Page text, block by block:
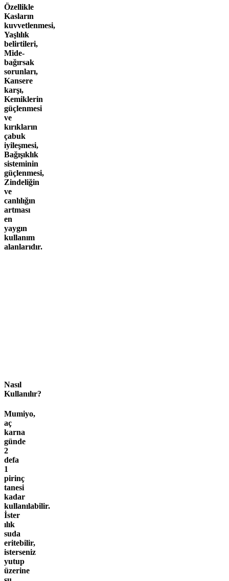
Özellikle
Kasların
kuvvetlenmesi,
Yaşlılık
belirtileri,
Mide-
bağırsak
sorunları,
Kansere
karşı,
Kemiklerin
güçlenmesi
ve
kırıkların
çabuk
iyileşmesi,
Bağışıklık
sisteminin
güçlenmesi,
Zindeliğin
ve
canlılığın
artması
en
yaygın
kullanım
alanlarıdır.
Nasıl
Kullanılır?
Mumiyo,
aç
karna
günde
2
defa
1
pirinç
tanesi
kadar
kullanılabilir.
İster
ılık
suda
eritebilir,
isterseniz
yutup
üzerine